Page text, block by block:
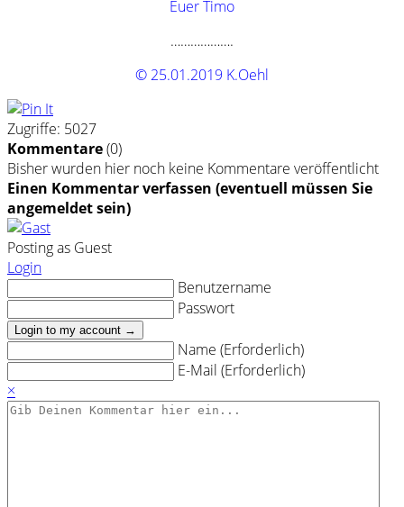
Euer Timo
……………….
© 25.01.2019 K.Oehl
Zugriffe: 5027
Kommentare(0)
Bisher wurden hier noch keine Kommentare veröffentlicht
Einen Kommentar verfassen (eventuell müssen Sie
angemeldet sein)
Posting as Guest
Login
Benutzername
Passwort
Login to my account →
Name (Erforderlich)
E-Mail (Erforderlich)
×